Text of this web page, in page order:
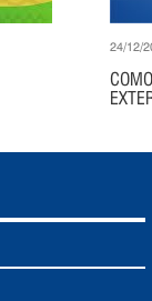
24/12/